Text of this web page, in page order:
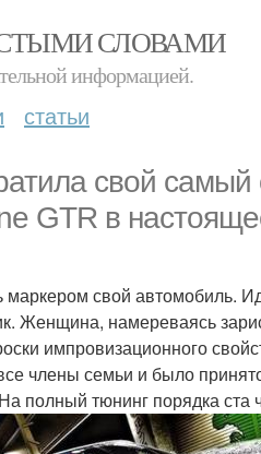
СЛОВАМИ
информацией.
статьи
свой
GTR в
маркером свой автомобиль.
Женщина, намереваясь
импровизационного
члены семьи и было
полный тюнинг порядка ста